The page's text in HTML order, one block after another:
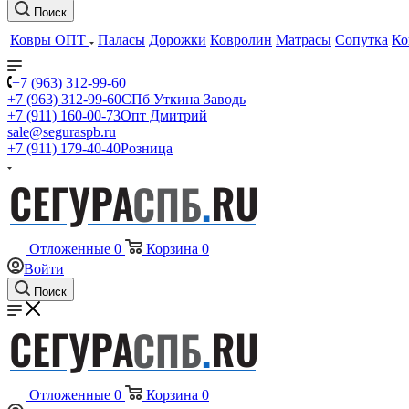
Поиск
Ковры ОПТ Паласы Дорожки Ковролин Матрасы Сопутка
+7 (963) 312-99-60
+7 (963) 312-99-60СПб Уткина Заводь
+7 (911) 160-00-73Опт Дмитрий
sale@seguraspb.ru
+7 (911) 179-40-40Розница
Отложенные 0 Корзина 0
Войти
Поиск
Отложенные 0 Корзина 0